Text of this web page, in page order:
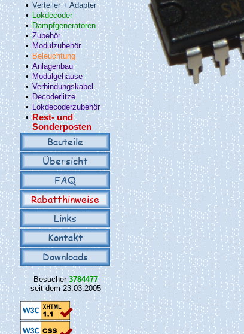
• Verteiler + Adapter
• Lokdecoder
• Dampfgeneratoren
•Zubehör
• Modulzubehör
• Beleuchtung
• Anlagenbau
•Modulgehäuse
• Verbindungskabel
• Decoderlitze
• Lokdecoderzubehör
• Rest- und
Sonderposten
Bauteile
Übersicht
FAQ
Rabatthinweise
Links
Kontakt
Downloads
Besucher 3784477
seit dem 23.03.2005